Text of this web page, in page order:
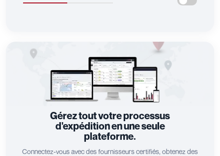
Gérez tout votre processus
d'expédition en une seule
plateforme.
Connectez-vous avec des fournisseurs certifiés, obtenez des